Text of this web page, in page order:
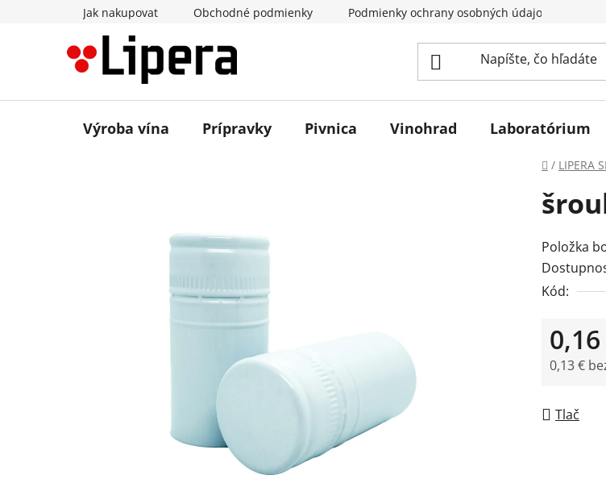
Jak nakupovat Obchodné podmienky Podmienky ochrany osobných údajov
Výroba vína Prípravky Pivnica Vinohrad Laboratórium
Domov
/ LIPERA
Položka
Kód:
0,13 €
Tlač